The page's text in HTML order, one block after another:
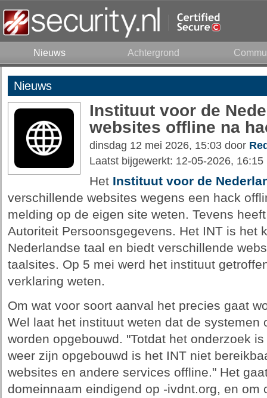
Nieuws Achtergrond
Nieuws
Instituut voor de
websites offline na
dinsdag 12 mei 2026, 15:03 door
Laatst bijgewerkt: 12-05-2026, 16:15
Het Instituut voor de
verschillende websites wegens een hack
melding op de eigen site weten. Tevens
Autoriteit Persoonsgegevens. Het INT is het
Nederlandse taal en biedt verschillende
taalsites. Op 5 mei werd het instituut
verklaring weten.
Om wat voor soort aanval het precies gaat
Wel laat het instituut weten dat de systemen
worden opgebouwd. "Totdat het onderzoek
weer zijn opgebouwd is het INT niet
websites en andere services offline." Het
domeinnaam eindigend op -ivdnt.org, en om